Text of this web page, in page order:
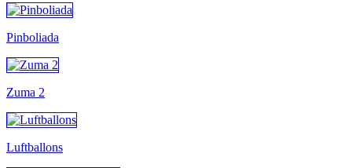
Pinboliada
Zuma 2
Luftballons